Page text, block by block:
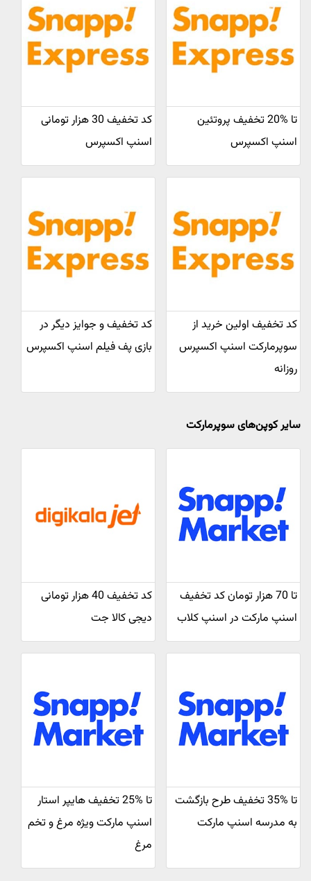
تا %20 تخفیف پروتئین
اسنپ اکسپرس
کد تخفیف 30 هزار تومانی
اسنپ اکسپرس
کد تخفیف اولین خرید از
سوپرمارکت اسنپ اکسپرس
روزانه
کد تخفیف و جوایز دیگر در
بازی پف فیلم اسنپ اکسپرس
سایر کوپن‌های سوپرمارکت
تا 70 هزار تومان کد تخفیف
اسنپ مارکت در اسنپ کلاب
کد تخفیف 40 هزار تومانی
دیجی کالا جت
تا %35 تخفیف طرح بازگشت
به مدرسه اسنپ مارکت
تا %25 تخفیف هایپر استار
اسنپ مارکت ویژه مرغ و تخم
مرغ